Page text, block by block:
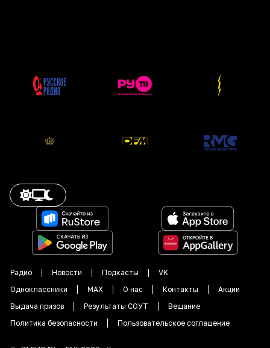
Радио Новости Подкасты
VK
Одноклассники
MAX О нас Контакты
Акции
Выдача призов
Результаты СОУТ
Вещание
Политика безопасности
Пользовательское соглашение